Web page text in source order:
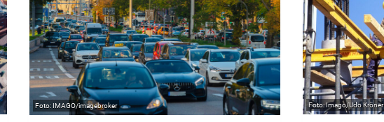
IMAGO/imagebroker Imago/Udo Kröner